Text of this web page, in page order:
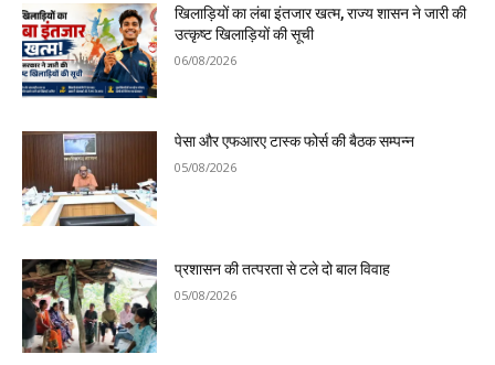
खिलाड़ियों का लंबा इंतजार खत्म, राज्य शासन ने जारी की
उत्कृष्ट खिलाड़ियों की सूची
06/08/2026
पेसा और एफआरए टास्क फोर्स की बैठक सम्पन्न
05/08/2026
प्रशासन की तत्परता से टले दो बाल विवाह
05/08/2026